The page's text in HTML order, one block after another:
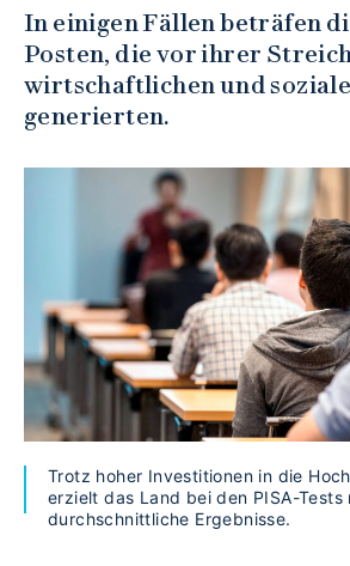
In einigen Fällen beträfen
Posten, die vor ihrer
wirtschaftlichen und
generierten.
Trotz hoher Investitionen in die
erzielt das Land bei den PISA-Tests
durchschnittliche Ergebnisse.